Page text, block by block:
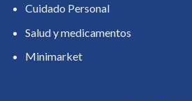
Cuidado Personal
Salud y medicamentos
Minimarket